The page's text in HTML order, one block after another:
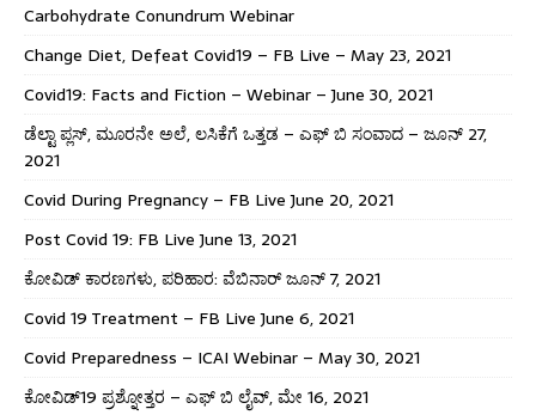
Carbohydrate Conundrum Webinar
Change Diet, Defeat Covid19 – FB Live – May 23, 2021
Covid19: Facts and Fiction – Webinar – June 30, 2021
ಡೆಲ್ಟಾ ಪ್ಲಸ್, ಮೂರನೇ ಅಲೆ, ಲಸಿಕೆಗೆ ಒತ್ತಡ – ಎಫ್ ಬಿ ಸಂವಾದ – ಜೂನ್ 27,
2021
Covid During Pregnancy – FB Live June 20, 2021
Post Covid 19: FB Live June 13, 2021
ಕೋವಿಡ್ ಕಾರಣಗಳು, ಪರಿಹಾರ: ವೆಬಿನಾರ್ ಜೂನ್ 7, 2021
Covid 19 Treatment – FB Live June 6, 2021
Covid Preparedness – ICAI Webinar – May 30, 2021
ಕೋವಿಡ್19 ಪ್ರಶ್ನೋತ್ತರ – ಎಫ್ ಬಿ ಲೈವ್, ಮೇ 16, 2021